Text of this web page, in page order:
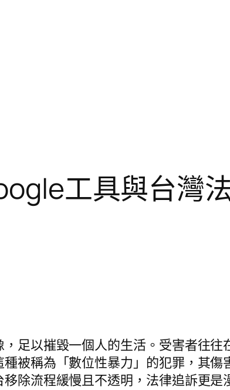
工具與台灣
足以摧毀一個人的生活。受害者往
被稱為「數位性暴力」的犯罪，其
除流程緩慢且不透明，法律追訴更是